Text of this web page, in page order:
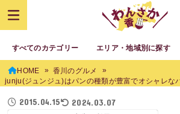
すべてのカテゴリー エリア・地域別に探す
HOME
香川のグルメ
junju(ジュンジュ)はパンの種類が豊富でオシャレな
2015.04.15 2024.03.07